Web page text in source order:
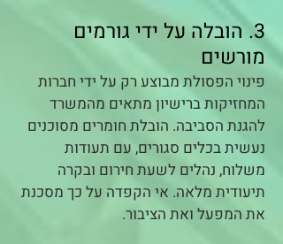
3. הובלה על ידי גורמים
מורשים
פינוי הפסולת מבוצע רק על ידי חברות
המחזיקות ברישיון מתאים מהמשרד
להגנת הסביבה. הובלת חומרים מסוכנים
נעשית בכלים סגורים, עם תעודות
משלוח, נהלים לשעת חירום ובקרה
תיעודית מלאה. אי הקפדה על כך מסכנת
את המפעל ואת הציבור.